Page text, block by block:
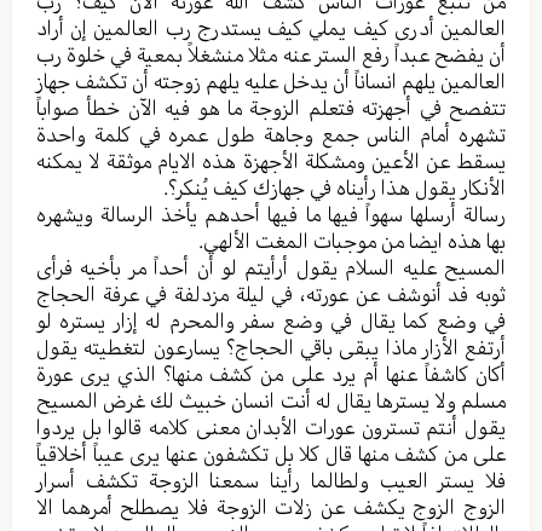
العالمین أدری کیف یملي کیف یستدرج رب العالمین إن أراد
أن یفضح عبداً رفع الستر عنه مثلا منشغلاً بمعیة في خلوة رب
العالمین یلهم انساناً أن یدخل علیه یلهم زوجته أن تکشف جهاز
تتفصح في أجهزته فتعلم الزوجة ما هو فیه الآن خطأ صواباً
تشهره أمام الناس جمع وجاهة طول عمره في كلمة واحدة
یسقط عن الأعين ومشکلة الأجهزة هذه الایام موثقة لا یمکنه
الأنكار یقول هذا رأيناه في جهازك کیف یُنکر؟.
رسالة أرسلها سهواً فیها ما فیها أحدهم یأخذ الرسالة ویشهره
بها هذه ایضا من موجبات المغت الألهي.
المسیح علیه السلام یقول أرأيتم لو أن أحداً مر بأخیه فرأى
ثوبه فد أنوشف عن عورته، في لیلة مزدلفة في عرفة الحجاج
في وضع کما یقال في وضع سفر والمحرم له إزار یستره لو
أرتفع الأزار ماذا یبقی باقي الحجاج؟ یسارعون لتغطیته یقول
أكان کاشفاً عنها أم یرد علی من کشف منها؟ الذي یری عورة
مسلم ولا یسترها یقال له أنت انسان خبیث لك غرض المسیح
یقول أنتم تسترون عورات الأبدان معنی کلامه قالوا بل یردوا
علی من کشف منها قال کلا بل تکشفون عنها یری عیباً أخلاقیاً
فلا یستر العیب ولطالما رأينا سمعنا الزوجة تکشف أسرار
الزوج الزوج یکشف عن زلات الزوجة فلا یصطلح أمرهما الا